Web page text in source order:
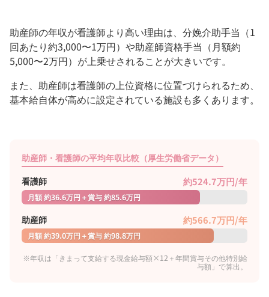
助産師の年収が看護師より高い理由は、分娩介助手当（1
回あたり約3,000〜1万円）や助産師資格手当（月額約
5,000〜2万円）が上乗せされることが大きいです。
また、助産師は看護師の上位資格に位置づけられるため、
基本給自体が高めに設定されている施設も多くあります。
助産師・看護師の平均年収比較（厚生労働省データ）
看護師
約524.7万円/年
月額 約36.6万円＋賞与 約85.6万円
助産師 約566.7万円/年
月額 約39.0万円＋賞与 約98.8万円
※年収は「きまって支給する現金給与額×12＋年間賞与その他特別給
与額」で算出。